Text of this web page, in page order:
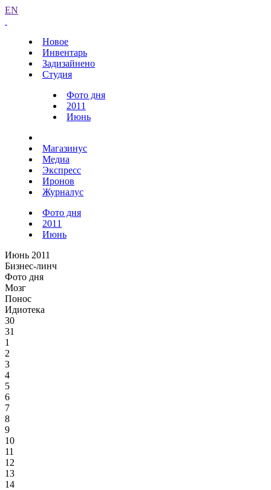
EN
Новое
Инвентарь
Задизайнено
Студия
Фото дня
2011
Июнь
Магазинус
Медиа
Экспресс
Иронов
Журналус
Фото дня
2011
Июнь
Июнь 2011
Бизнес-линч
Фото дня
Мозг
Понос
Идиотека
30
31
1
2
3
4
5
6
7
8
9
10
11
12
13
14